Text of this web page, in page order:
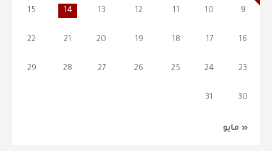
« مايو
9
10
11
12
13
14
15
16
17
18
19
20
21
22
23
24
25
26
27
28
29
30
31